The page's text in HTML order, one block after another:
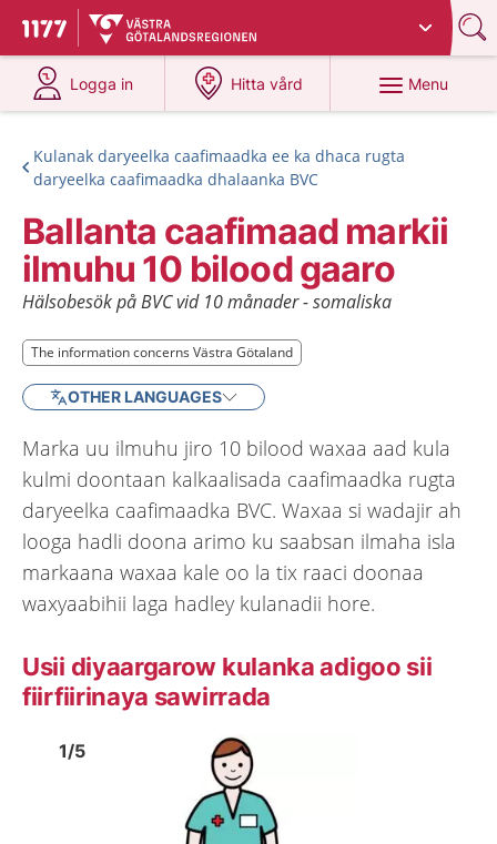
To start page for 1177
Du har valt region
Logga in
at 1177.se
Hitta vård
at 1177.se
Menu
Kulanak daryeelka caafimaadka ee ka dhaca rugta
daryeelka caafimaadka dhalaanka BVC
Ballanta caafimaad markii
ilmuhu 10 bilood gaaro
Hälsobesök på BVC vid 10 månader - somaliska
The information concerns Västra Götaland
The information concerns Västra Götaland
OTHER LANGUAGES
Marka uu ilmuhu jiro 10 bilood waxaa aad kula
kulmi doontaan kalkaalisada caafimaadka rugta
daryeelka caafimaadka BVC. Waxaa si wadajir ah
looga hadli doona arimo ku saabsan ilmaha isla
markaana waxaa kale oo la tix raaci doonaa
waxyaabihii laga hadley kulanadii hore.
Usii diyaargarow kulanka adigoo sii
fiirfiirinaya sawirrada
Image
1/5